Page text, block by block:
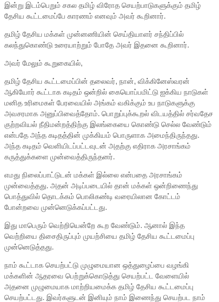
இன்று இடம்பெறும் சகல தமிழ் விரோத செயற்பாடுகளுக்கும் தமிழ்
தேசிய கூட்டமைப்பே காரணம் எனவும் அவர் கூறினார்.
தமிழ் தேசிய மக்கள் முன்னணியின் செய்தியாளர் சந்திப்பில்
கலந்துகொண்டு உரையாற்றும் போதே அவர் இதனை கூறினார்.
அவர் மேலும் கூறுகையில்,
தமிழ் தேசிய கூட்டமைப்பின் தலைவர், நான், விக்கினேஸ்வரன்
ஆகியோர் கூட்டாக கடிதம் ஒன்றில் கையொப்பமிட்டு ஐக்கிய நாடுகள்
மனித உரிமைகள் பேரவையில் அங்கம் வகிக்கும் உப நாடுகளுக்கு
அவசரமாக அனுப்பிவைத்தோம். பொறுப்புக்கூறல் விடயத்தில் சர்வதேச
குற்றவியல் நீதிமன்றத்திற்கு இலங்கையை கொண்டு செல்ல வேண்டும்
என்பதே அந்த கடிதத்தின் முக்கியம் பொருளாக அமைந்திருந்தது.
அந்த கடிதம் வெளியிடப்பட்டவுடன் அதற்கு எதிராக அரசாங்கம்
கருத்துக்களை முன்வைத்திருந்தனர்.
எமது நிலைப்பாட்டுடன் மக்கள் இல்லை என்பதை அரசாங்கம்
முன்வைத்தது. அதன் அடிப்படையில் தான் மக்கள் ஒன்றிணைந்து
பொத்துவில் தொடக்கம் பொலிகண்டி வரையிலான கோட்டம்
போன்றவை முன்னெடுக்கப்பட்டது.
இது மாபெரும் வெற்றியென்றே கூற வேண்டும். ஆனால் இந்த
வெற்றியை திசைதிருப்பும் முயற்சியை தமிழ் தேசிய கூட்டமைப்பு
முன்னெடுத்தது.
நாம் கூட்டாக செயற்பட்டு முழுமையான ஒத்துழைப்பை வழங்கி
மக்களின் ஆதரவை பெற்றுக்கொடுத்து செயற்பட்ட வேளையில்
அதனை முழுமையாக மாற்றியமைக்க தமிழ் தேசிய கூட்டமைப்பு
செயற்பட்டது. இவர்களுடன் இனியும் நாம் இணைந்து செயற்பட நாம்